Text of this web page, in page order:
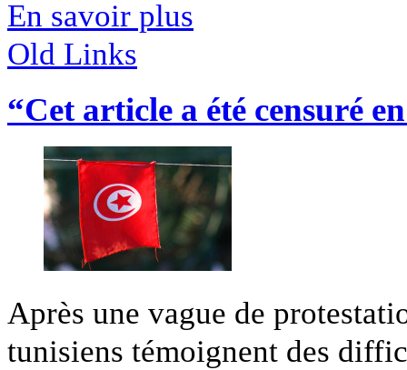
En savoir plus
Old Links
“Cet article a été censuré
Après une vague de
tunisiens témoignent des